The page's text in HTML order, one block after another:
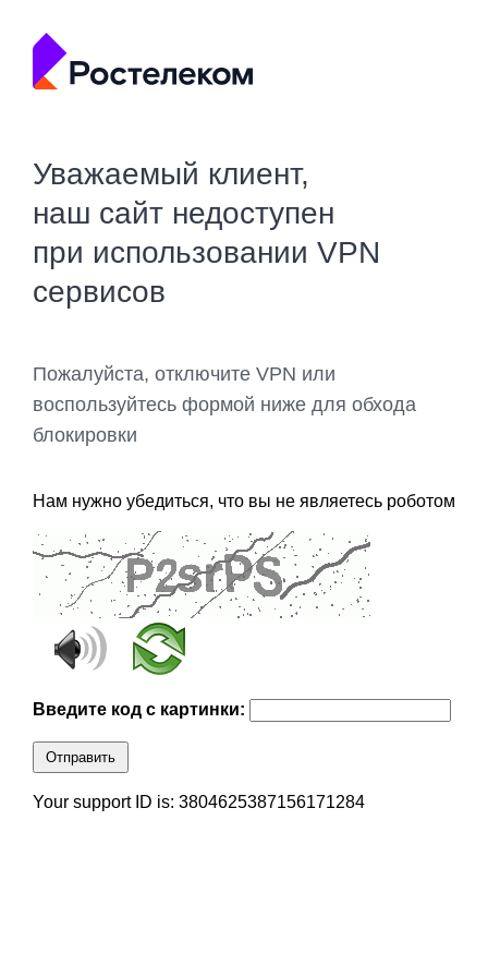
Уважаемый клиент,
наш сайт недоступен
при использовании VPN
сервисов
Пожалуйста, отключите VPN или
воспользуйтесь формой ниже для обхода
блокировки
Нам нужно убедиться, что вы не являетесь роботом
Введите код с картинки:
Отправить
Your support ID is: 3804625387156171284